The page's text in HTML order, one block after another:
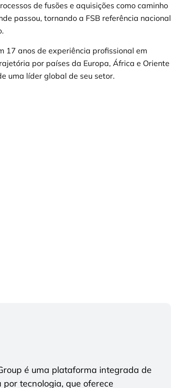
de fusões e aquisições como caminho
passou, tornando a FSB referência nacional
17 anos de experiência profissional em
por países da Europa, África e Oriente
uma líder global de seu setor.
é uma plataforma integrada de
tecnologia, que oferece